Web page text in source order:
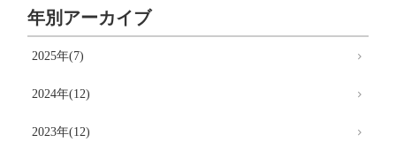
年別アーカイブ
2025年(7)
2024年(12)
2023年(12)